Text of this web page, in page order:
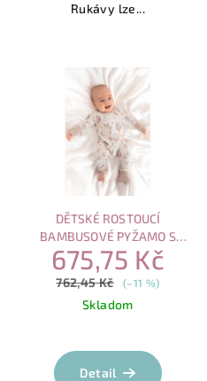
Rukávy lze...
DĚTSKÉ ROSTOUCÍ
BAMBUSOVÉ PYŽAMO S
MAGNETICKÝM ZAPÍNÁNÍM –
SPÍCÍ SOVA
675,75 Kč
762,45 Kč (–11 %)
Skladom
hodnocení
produktu
Detail